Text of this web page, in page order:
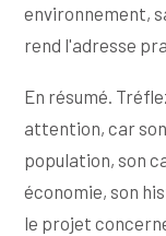
environnement,
rend l'adresse
En résumé.
attention, car
population, son
économie, son
le projet